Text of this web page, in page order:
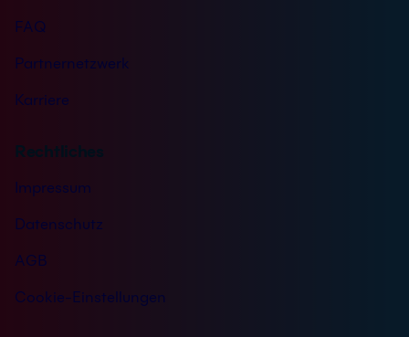
FAQ
Partnernetzwerk
Karriere
Rechtliches
Impressum
Datenschutz
AGB
Cookie-Einstellungen